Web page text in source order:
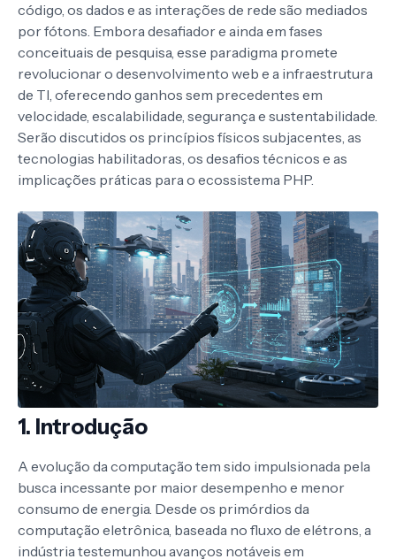
código, os dados e as interações de rede são mediados
por fótons. Embora desafiador e ainda em fases
conceituais de pesquisa, esse paradigma promete
revolucionar o desenvolvimento web e a infraestrutura
de TI, oferecendo ganhos sem precedentes em
velocidade, escalabilidade, segurança e sustentabilidade.
Serão discutidos os princípios físicos subjacentes, as
tecnologias habilitadoras, os desafios técnicos e as
implicações práticas para o ecossistema PHP.
1. Introdução
A evolução da computação tem sido impulsionada pela
busca incessante por maior desempenho e menor
consumo de energia. Desde os primórdios da
computação eletrônica, baseada no fluxo de elétrons, a
indústria testemunhou avanços notáveis em